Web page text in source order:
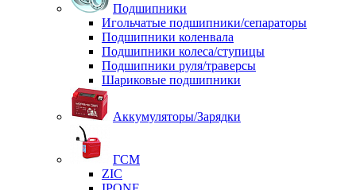
Подшипники
Игольчатые подшипники/сепараторы
Подшипники коленвала
Подшипники колеса/ступицы
Подшипники руля/траверсы
Шариковые подшипники
Аккумуляторы/Зарядки
ГСМ
ZIC